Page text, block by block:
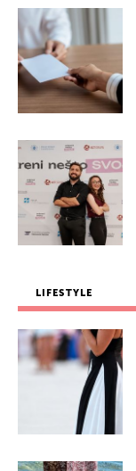
LIFESTYLE